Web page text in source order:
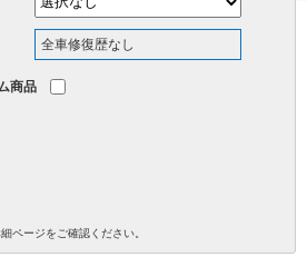
全車修復歴なし
商品
ページをご確認ください。